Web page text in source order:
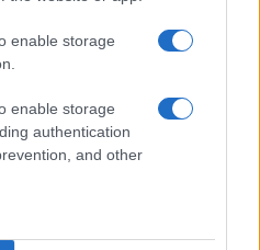
enable storage
enable storage
authentication
and other
re
articolo